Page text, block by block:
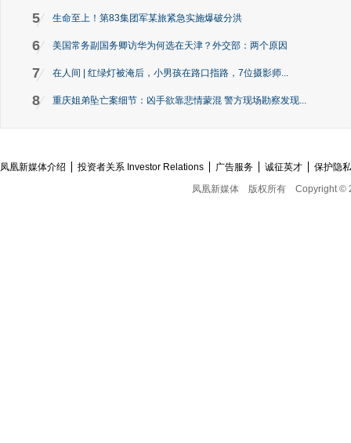
5 生命至上！第83集团军某旅紧急实施爆破分洪
6 美国常务副国务卿访华为何选在天津？外交部：两个原因
7 在人间 | 红绿灯被淹后，小男孩在路口指路，7位摄影师...
8 重庆姐弟坠亡案细节：凶手欲靠悲情蒙混 警方现场勘察发现...
凤凰新媒体介绍 投资者关系 Investor Relations 广告服务 诚征英才
保护隐
凤凰新媒体
版权所有 Copyright ©